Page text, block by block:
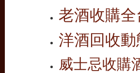
老酒收購
洋酒回收
威士忌收購